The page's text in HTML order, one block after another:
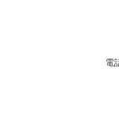
電